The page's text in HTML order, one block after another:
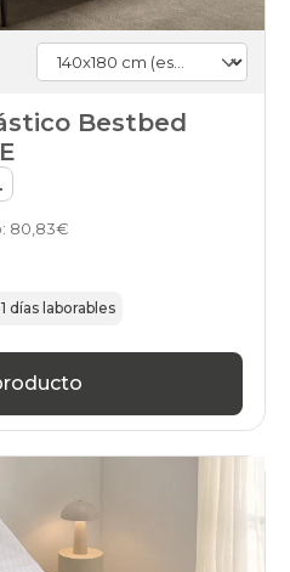
Bestbed
80,83€
días laborables